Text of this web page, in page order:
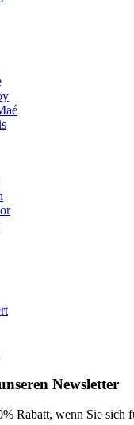
Newsletter
Rabatt, wenn Sie sich